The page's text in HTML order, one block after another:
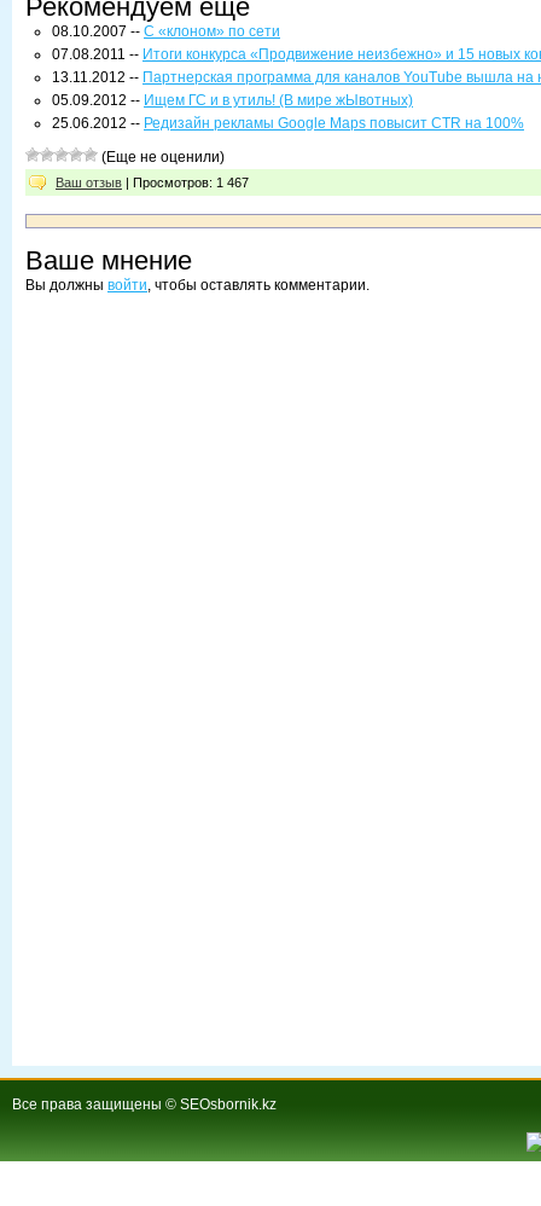
Рекомендуем ещё
08.10.2007 -- С «клоном» по сети
07.08.2011 -- Итоги конкурса «Продвижение неизбежно» и 15 новых
13.11.2012 -- Партнерская программа для каналов YouTube вышла на
05.09.2012 -- Ищем ГС и в утиль! (В мире жЫвотных)
25.06.2012 -- Редизайн рекламы Google Maps повысит CTR на 100%
(Еще не оценили)
Ваш отзыв | Просмотров: 1 467
Ваше мнение
Вы должны войти, чтобы оставлять комментарии.
Все права защищены © SEOsbornik.kz